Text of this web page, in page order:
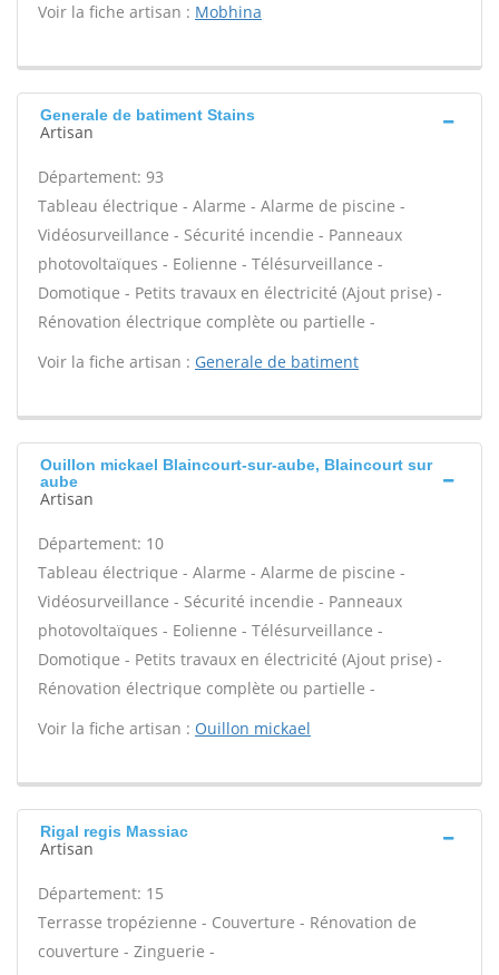
Voir la fiche artisan : Mobhina
Generale de batiment Stains
Artisan
Département: 93
Tableau électrique - Alarme - Alarme de piscine -
Vidéosurveillance - Sécurité incendie - Panneaux
photovoltaïques - Eolienne - Télésurveillance -
Domotique - Petits travaux en électricité (Ajout prise) -
Rénovation électrique complète ou partielle -
Voir la fiche artisan : Generale de batiment
Ouillon mickael Blaincourt-sur-aube, Blaincourt sur
aube
Artisan
Département: 10
Tableau électrique - Alarme - Alarme de piscine -
Vidéosurveillance - Sécurité incendie - Panneaux
photovoltaïques - Eolienne - Télésurveillance -
Domotique - Petits travaux en électricité (Ajout prise) -
Rénovation électrique complète ou partielle -
Voir la fiche artisan : Ouillon mickael
Rigal regis Massiac
Artisan
Département: 15
Terrasse tropézienne - Couverture - Rénovation de
couverture - Zinguerie -